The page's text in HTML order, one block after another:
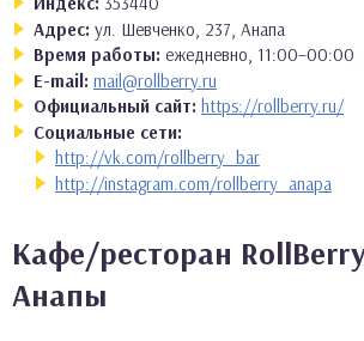
Адрес: ул. Шевченко, 237, Анапа
Время работы: ежедневно, 11:00–00:00
E-mail: mail@rollberry.ru
Официальный сайт: https://rollberry.ru/
Социальные сети:
http://vk.com/rollberry_bar
http://instagram.com/rollberry_anapa
Кафе/ресторан
Анапы